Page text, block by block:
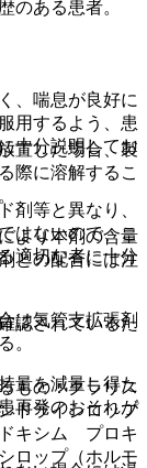
置した場合、製
際に溶解するこ
より本剤の含量
との配合には注
認されているた
もの：クラリス
ドライシロップ
キシム プロキ
ロップ（ホルモ
のある患者。
、喘息が良好に
用するよう、患
十分説明してお
剤等と異なり、
はないので、こ
適切な者に十分
は気管支拡張剤
。
量を減量し得た
再発のおそれが